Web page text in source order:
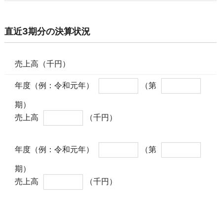
直近3期分の決算状況
売上高（千円）
年度（例：令和元年）
（第
期）
売上高
（千円）
年度（例：令和元年）
（第
期）
売上高
（千円）